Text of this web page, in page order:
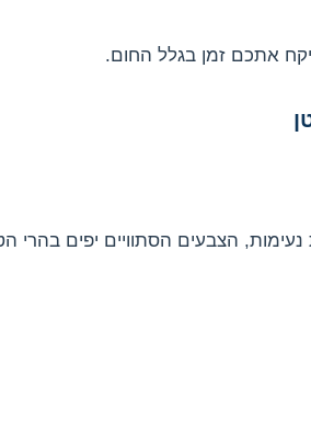
אתכם זמן בגלל החום.